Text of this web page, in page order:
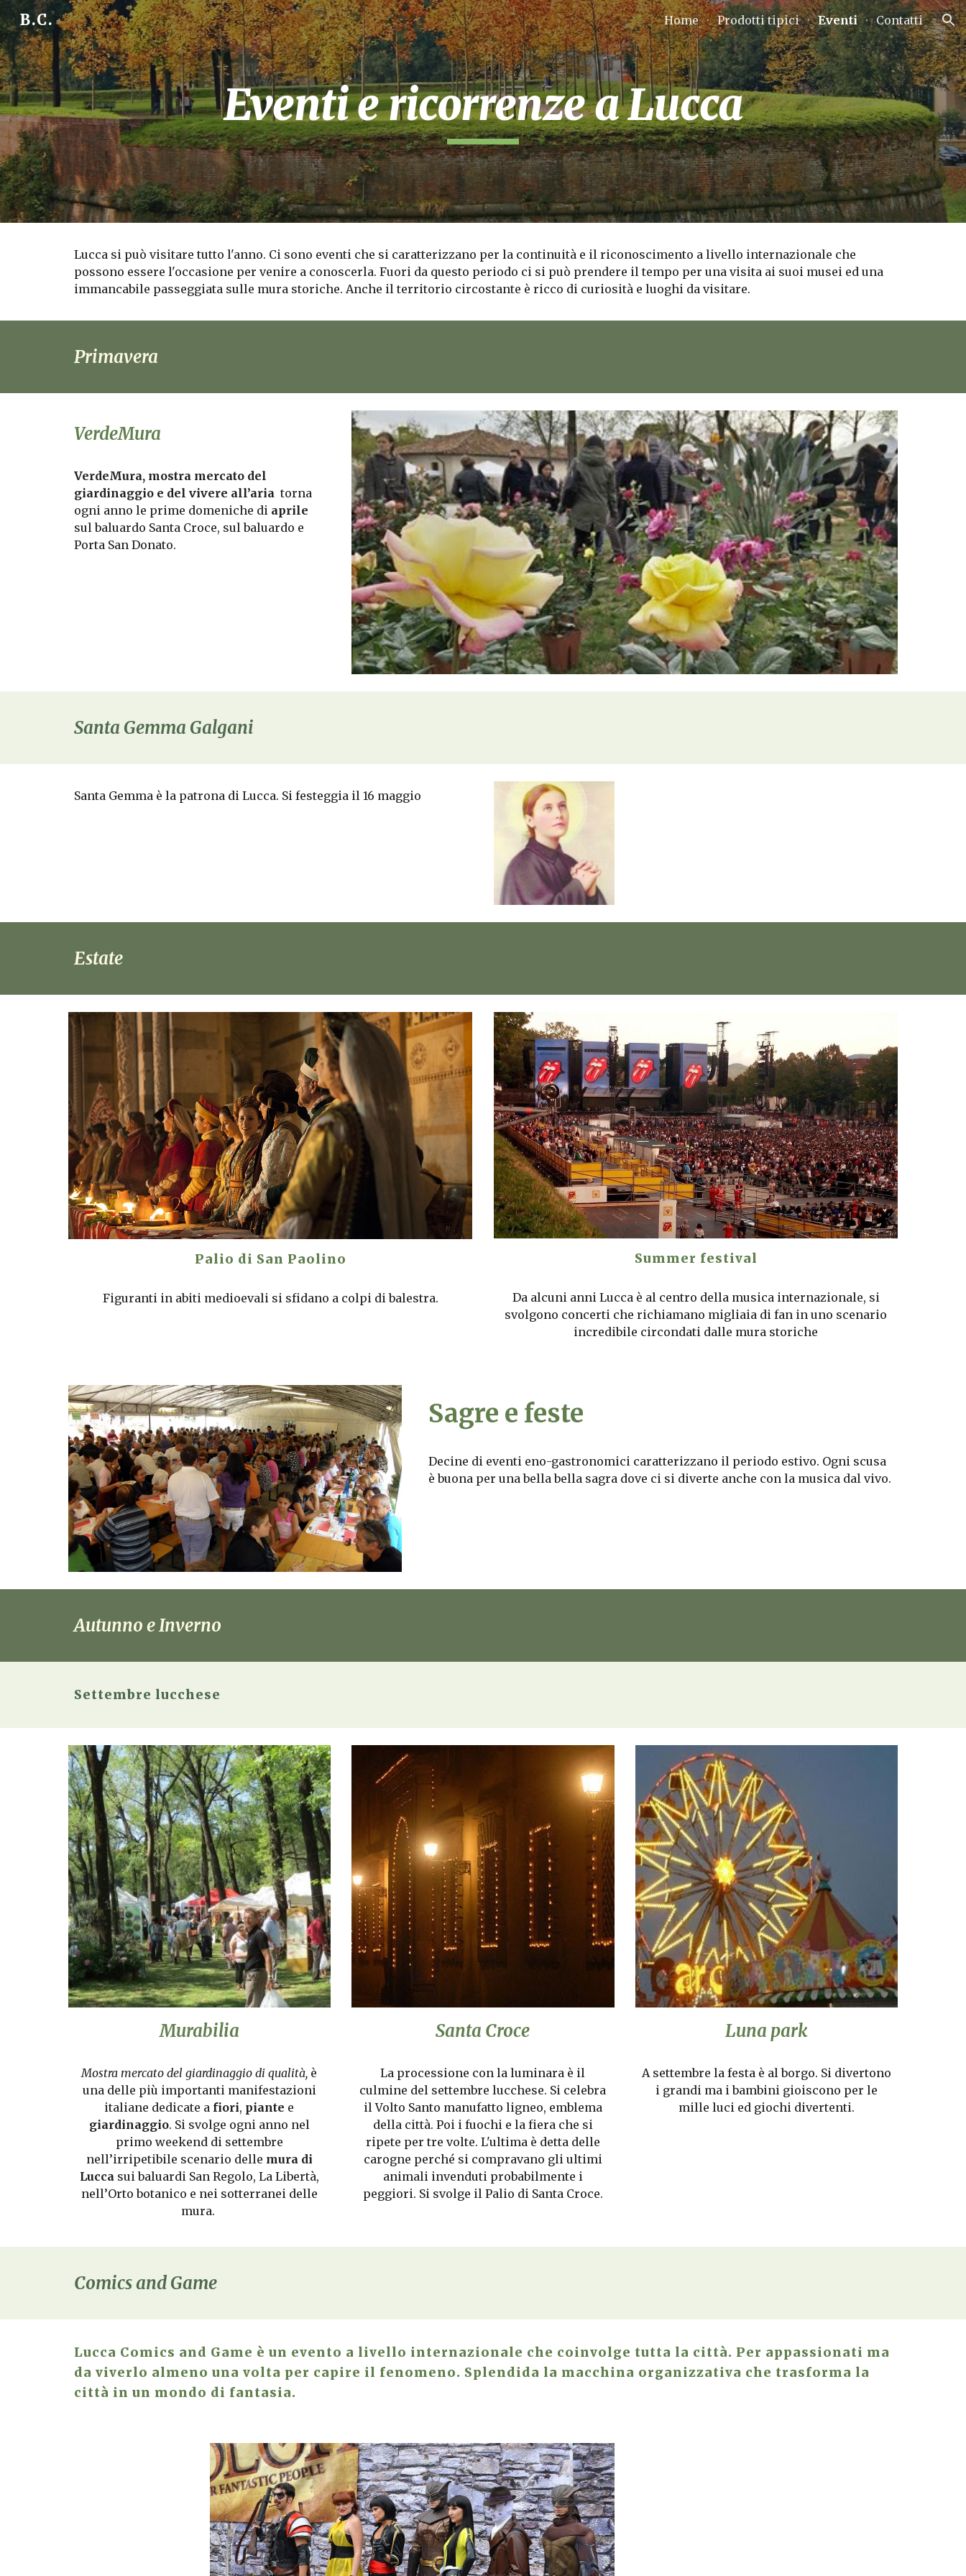
Skip to main content Skip to navigation
B.C. Home Prodotti tipici Eventi Contatti
Eventi e ricorrenze a Lucca
Lucca si può visitare tutto l'anno. Ci sono eventi che si caratterizzano per la continuità e il riconoscimento a livello internazionale che
possono essere l'occasione per venire a conoscerla. Fuori da questo periodo ci si può prendere il tempo per una visita ai suoi musei ed una
immancabile passeggiata sulle mura storiche. Anche il territorio circostante è ricco di curiosità e luoghi da visitare.
Primavera
VerdeMura
VerdeMura, mostra mercato del
giardinaggio e del vivere all’ariatorna
ogni anno le prime domeniche diaprile
sul baluardo Santa Croce, sul baluardo e
Porta San Donato.
Santa Gemma Galgani
Santa Gemma è la patrona di Lucca. Si festeggia il 16 maggio
Estate
Palio di San Paolino
Figuranti in abiti medioevali si sfidano a colpi di balestra.
Summer festival
Da alcuni anni Lucca è al centro della musica internazionale, si
svolgono concerti che richiamano migliaia di fan in uno scenario
incredibile circondati dalle mura storiche
Sagre e feste
Decine di eventi eno-gastronomici caratterizzano il periodo estivo. Ogni scusa
è buona per una bella bella sagra dove ci si diverte anche con la musica dal vivo.
Autunno e Inverno
Settembre lucchese
Murabilia
Mostra mercato del giardinaggio di qualità, è
una delle più importanti manifestazioni
italiane dedicate a fiori, piante e
giardinaggio. Si svolge ogni anno nel
primo weekend di settembre
nell’irripetibile scenario delle mura di
Luccasui baluardi San Regolo, La Libertà,
nell’Orto botanico e nei sotterranei delle
mura.
Santa Croce
La processione con la luminara è il
culmine del settembre lucchese. Si celebra
il Volto Santo manufatto ligneo, emblema
della città. Poi i fuochi e la fiera che si
ripete per tre volte. L'ultima è detta delle
carogne perché si compravano gli ultimi
animali invenduti probabilmente i
peggiori. Si svolge il Palio di Santa Croce.
Luna park
A settembre la festa è al borgo. Si divertono
i grandi ma i bambini gioiscono per le
mille luci ed giochi divertenti.
Comics and Game
Lucca Comics and Game è un evento a livello internazionale che coinvolge tutta la città. Per appassionati ma
da viverlo almeno una volta per capire il fenomeno. Splendida la macchina organizzativa che trasforma la
città in un mondo di fantasia.